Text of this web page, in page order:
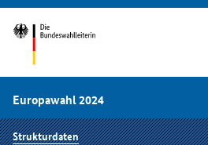
Europawahl 2024
Strukturdaten